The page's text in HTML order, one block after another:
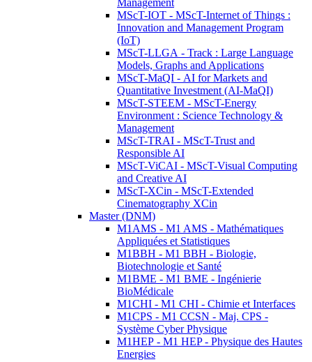
Management
MScT-IOT - MScT-Internet of Things :
Innovation and Management Program
(IoT)
MScT-LLGA - Track : Large Language
Models, Graphs and Applications
MScT-MaQI - AI for Markets and
Quantitative Investment (AI-MaQI)
MScT-STEEM - MScT-Energy
Environment : Science Technology &
Management
MScT-TRAI - MScT-Trust and
Responsible AI
MScT-ViCAI - MScT-Visual Computing
and Creative AI
MScT-XCin - MScT-Extended
Cinematography XCin
Master (DNM)
M1AMS - M1 AMS - Mathématiques
Appliquées et Statistiques
M1BBH - M1 BBH - Biologie,
Biotechnologie et Santé
M1BME - M1 BME - Ingénierie
BioMédicale
M1CHI - M1 CHI - Chimie et Interfaces
M1CPS - M1 CCSN - Maj. CPS -
Système Cyber Physique
M1HEP - M1 HEP - Physique des Hautes
Energies